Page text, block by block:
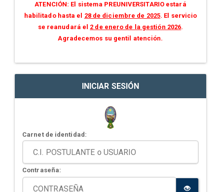
ATENCIÓN: El sistema PREUNIVERSITARIO estará
habilitado hasta el 28 de diciembre de 2025. El servicio
se reanudará el 2 de enero de la gestión 2026.
Agradecemos su gentil atención.
INICIAR SESIÓN
Carnet de identidad:
Contraseña: